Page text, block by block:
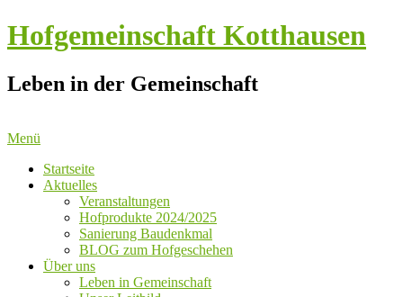
Hofgemeinschaft Kotthausen
Leben in der Gemeinschaft
Menü
Startseite
Aktuelles
Veranstaltungen
Hofprodukte 2024/2025
Sanierung Baudenkmal
BLOG zum Hofgeschehen
Über uns
Leben in Gemeinschaft